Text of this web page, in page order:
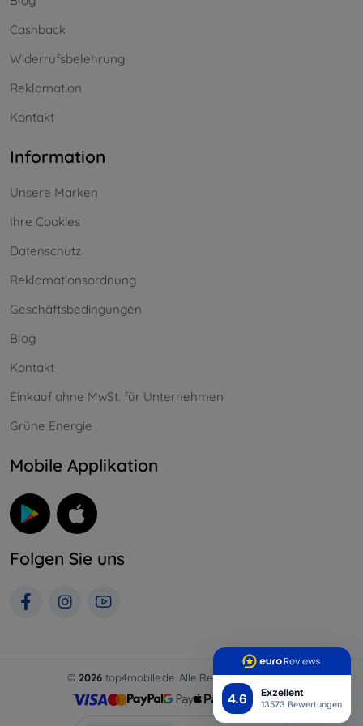
4.6 Exzellent
13573 Bewertungen
Cashback
Widerrufsbelehrung
Reklamation
Kontakt
Information
Unsere Marken
Ihre Cookies
Datenschutz
Reklamationsordnung
Geschäftsbedingungen
Blog
Kontakt
Einkauf ohne MwSt. für Unternehmen
Grüne Energie
Mobile Applikation
Folgen Sie uns
© 2026 top4mobile.de. Alle Rechte vorbehalten.